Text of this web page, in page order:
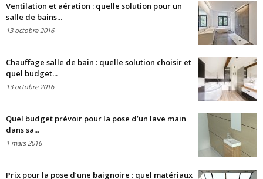
Ventilation et aération : quelle solution pour un
salle de bains...
13 octobre 2016
Chauffage salle de bain : quelle solution choisir et
quel budget...
13 octobre 2016
Quel budget prévoir pour la pose d’un lave main
dans sa...
1 mars 2016
Prix pour la pose d’une baignoire : quel matériaux